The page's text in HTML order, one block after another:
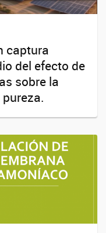
captura
del efecto de
sobre la